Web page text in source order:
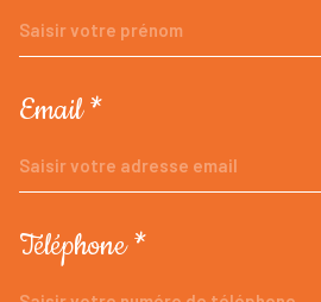
Email *
Téléphone *